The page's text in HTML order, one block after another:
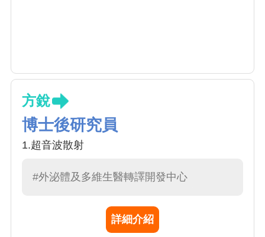
方銳
博士後研究員
1.超音波散射
#外泌體及多維生醫轉譯開發中心
詳細介紹